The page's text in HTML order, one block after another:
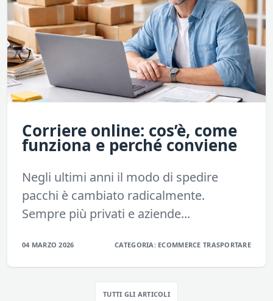
Corriere online: cos’è, come
funziona e perché conviene
Negli ultimi anni il modo di spedire
pacchi è cambiato radicalmente.
Sempre più privati e aziende...
04 MARZO 2026 CATEGORIA: ECOMMERCE TRASPORTARE
TUTTI GLI ARTICOLI